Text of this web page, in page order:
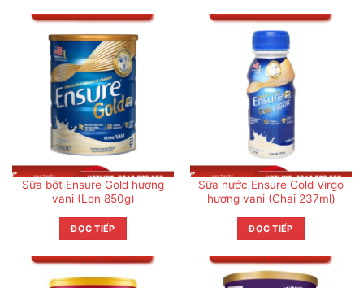
Sữa bột Ensure Gold hương
vani (Lon 850g)
ĐỌC TIẾP
Sữa nước Ensure Gold Virgo
hương vani (Chai 237ml)
ĐỌC TIẾP